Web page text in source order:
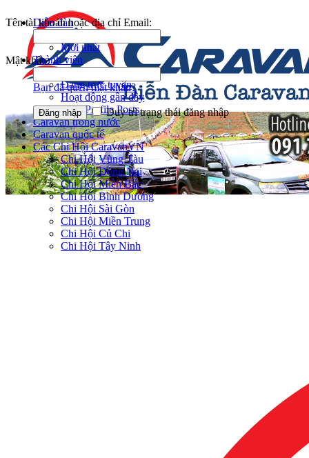
Diễn đàn
Mới nhất
Thành viên
Đang trực tuyến
Hoạt động gần đây
New Profile Posts
Caravan trong nước
Caravan quốc tế
Các Chi Hội CaravanVN
Chi Hội Vũng Tàu
Chi Hội Đồng Nai
Chi Hội Miền Bắc
Chi Hội Bình Dương
Chi Hội Sài Gòn
Chi Hội Miền Trung
Chi Hội Củ Chi
Chi Hội Tây Ninh
Tên tài khoản hoặc địa chỉ Email:
Mật khẩu:
Bạn đã quên mật khẩu?
Duy trì trạng thái đăng nhập